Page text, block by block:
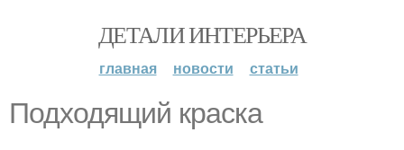
ДЕТАЛИ ИНТЕРЬЕРА
главная новости статьи
Подходящий краска